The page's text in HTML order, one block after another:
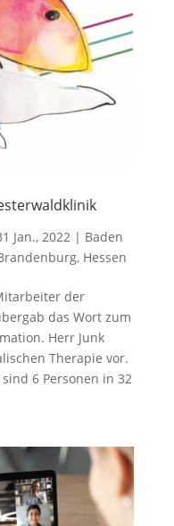
Jan., 2022| Baden
, Hessen
der
das Wort zum
Herr Junk
Therapie vor.
6 Personen in 32